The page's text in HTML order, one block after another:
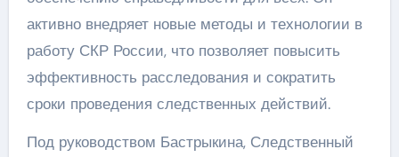
активно внедряет новые методы и технологии в
работу СКР России, что позволяет повысить
эффективность расследования и сократить
сроки проведения следственных действий.
Под руководством Бастрыкина, Следственный